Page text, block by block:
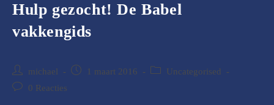
Hulp gezocht! De Babel
vakkengids
Bericht
auteur:
michael
Bericht1 maart 2016 Berichtcategorie:
Uncategorised
Bericht0 Reacties